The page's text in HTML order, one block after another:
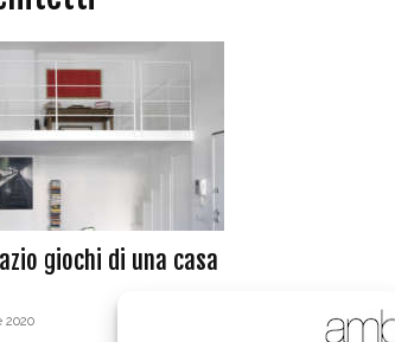
giochi di una casa
2020